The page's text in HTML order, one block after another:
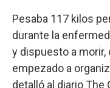
Pesaba 117 kilos
durante la
y dispuesto a morir,
empezado a
detalló al diario The